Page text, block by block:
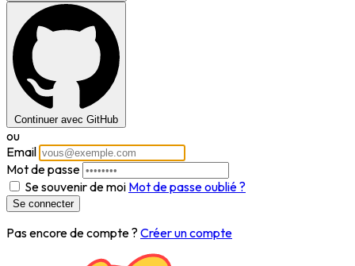
Continuer avec GitHub
ou
Email
Mot de passe
Se souvenir de moi Mot de passe oublié ?
Pas encore de compte ? Créer un compte